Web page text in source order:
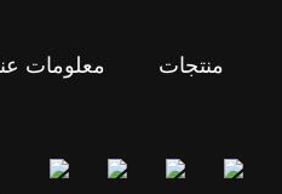
منتجات معلومات